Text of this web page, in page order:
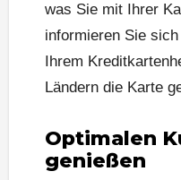
was Sie mit Ihrer
informieren Sie
Ihrem
Ländern die Karte
Optimalen
genießen